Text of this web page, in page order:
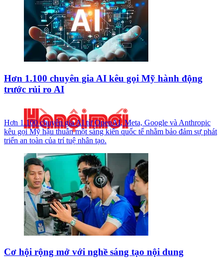
Hơn 1.100 chuyên gia AI kêu gọi Mỹ hành động
trước rủi ro AI
Hơn 1.100 chuyên gia AI từ OpenAI, Meta, Google và Anthropic
kêu gọi Mỹ hậu thuẫn một sáng kiến quốc tế nhằm bảo đảm sự phát
triển an toàn của trí tuệ nhân tạo.
Cơ hội rộng mở với nghề sáng tạo nội dung